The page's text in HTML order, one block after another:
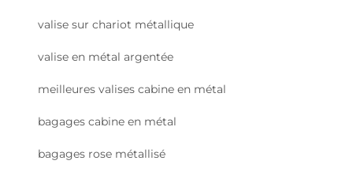
valise sur chariot métallique
valise en métal argentée
meilleures valises cabine en métal
bagages cabine en métal
bagages rose métallisé